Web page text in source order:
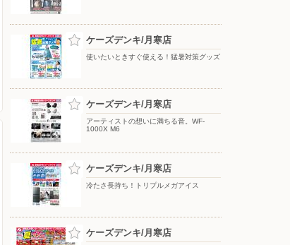
夏のスマホ＆ネット応援フェア ドコモフェア開催開催
ケーズデンキ/月寒店
使いたいときすぐ使える！猛暑対策グッズ
ケーズデンキ/月寒店
アーティストの想いに満ちる音。WF-
1000X M6
ケーズデンキ/月寒店
冷たさ長持ち！トリプルメガアイス
ケーズデンキ/月寒店